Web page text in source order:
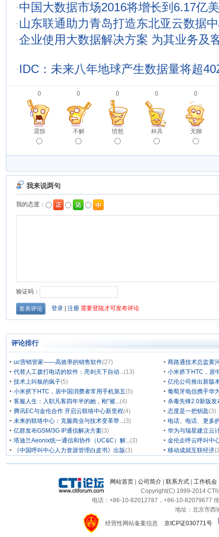
·中国大数据市场2016将增长到6.17亿
·山东联通助力青岛打造东北亚云数据
·企业使用大数据解决方案 为其业务及
·IDC：未来八年地球产生数据量将超
0
震惊
0
不解
0
愤怒
0
杯具
0
无聊
评论排行
uc营销管家——高效率的销售软件(27)
商路通技术总监黄
代替人工拨打电话的软件：亮剑天下自动...(13)
小米挤下HTC，居
技术上叫板的疯子(5)
亿伦公司推出新版
小米挤下HTC，居中国消费者常用手机第五(5)
葡萄牙电信携手华
客服人生：入职凡客四年半的她，刚“被...(4)
杀毒先锋2.0新版发
腾讯EC与金伦合作 开启云联络中心新里程(4) 态度是一把钥匙(3)
未来的联络中心：克服商业与技术变革带...(3)
电话、电话、更多
亿群发布GSM/3G IP通信解决方案(3)
华为与瑞星建立云
塔迪兰Aeonix统一通信和协作（UC&C）解...(3)
金伦企呼云呼叫中
《中国呼叫中心人力资源管理白皮书》出版(3) 移动成就互联经济
网站首页 公司简介 联系方式 工作机会
Copyright(C) 1999-2014 CTI
电话：+86-10-82012787，+86-10-82079677
地址：北京市西
经营性网站备案信息
京ICP证030771号